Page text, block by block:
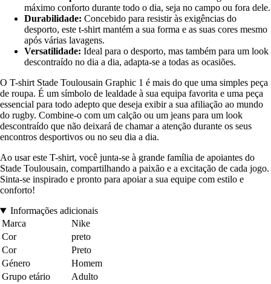
máximo conforto durante todo o dia, seja no campo ou fora dele.
Durabilidade: Concebido para resistir às exigências do
desporto, este t-shirt mantém a sua forma e as suas cores mesmo
após várias lavagens.
Versatilidade: Ideal para o desporto, mas também para um look
descontraído no dia a dia, adapta-se a todas as ocasiões.
O T-shirt Stade Toulousain Graphic 1 é mais do que uma simples peça
de roupa. É um símbolo de lealdade à sua equipa favorita e uma peça
essencial para todo adepto que deseja exibir a sua afiliação ao mundo
do rugby. Combine-o com um calção ou um jeans para um look
descontraído que não deixará de chamar a atenção durante os seus
encontros desportivos ou no seu dia a dia.
Ao usar este T-shirt, você junta-se à grande família de apoiantes do
Stade Toulousain, compartilhando a paixão e a excitação de cada jogo.
Sinta-se inspirado e pronto para apoiar a sua equipe com estilo e
conforto!
Informações adicionais
Marca
Nike
Cor
preto
Cor
Preto
Género
Homem
Grupo etário
Adulto